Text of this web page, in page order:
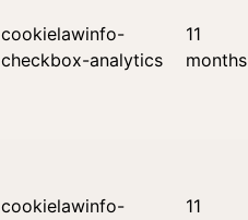
cookielawinfo-
checkbox-analytics
11
months
cookielawinfo-
11